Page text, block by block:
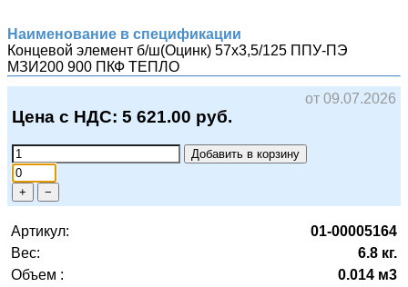
Наименование в спецификации
Концевой элемент б/ш(Оцинк) 57х3,5/125 ППУ-ПЭ
МЗИ200 900 ПКФ ТЕПЛО
от 09.07.2026
Цена с НДС: 5 621.00 руб.
Добавить в корзину
+ −
Артикул:
01-00005164
Вес:
6.8 кг.
Объем :
0.014 м3